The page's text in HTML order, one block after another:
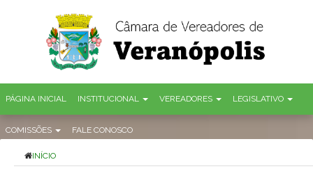
PÁGINA INICIAL INSTITUCIONAL VEREADORES LEGISLATIVO
COMISSÕES FALE CONOSCO
INÍCIO